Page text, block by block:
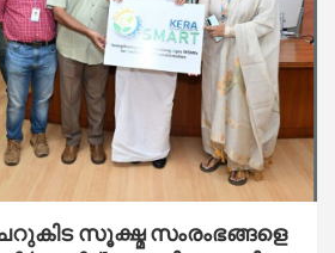
സൂക്ഷ്മ സംരംഭങ്ങളെ